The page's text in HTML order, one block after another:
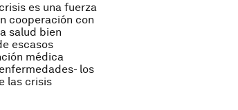
es una fuerza
cooperación con
salud bien
escasos
médica
los
las crisis